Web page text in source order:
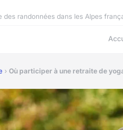
des randonnées dans les Alpes
› Où participer à une retraite de